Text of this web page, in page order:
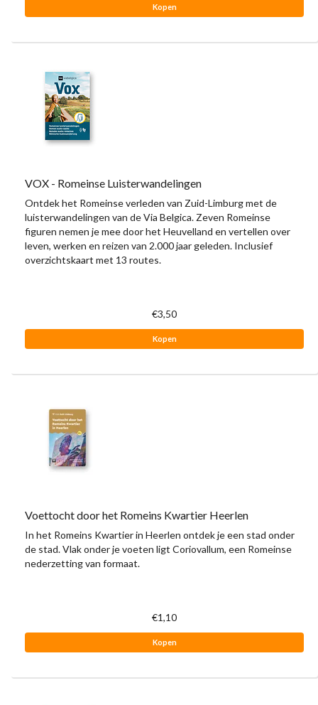
Kopen
VOX - Romeinse Luisterwandelingen
Ontdek het Romeinse verleden van Zuid-Limburg met de
luisterwandelingen van de Via Belgica. Zeven Romeinse
figuren nemen je mee door het Heuvelland en vertellen over
leven, werken en reizen van 2.000 jaar geleden. Inclusief
overzichtskaart met 13 routes.
€3,50
Kopen
Voettocht door het Romeins Kwartier Heerlen
In het Romeins Kwartier in Heerlen ontdek je een stad onder
de stad. Vlak onder je voeten ligt Coriovallum, een Romeinse
nederzetting van formaat.
€1,10
Kopen